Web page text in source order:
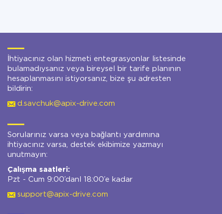
İhtiyacınız olan hizmeti entegrasyonlar listesinde
bulamadıysanız veya bireysel bir tarife planının
hesaplanmasını istiyorsanız, bize şu adresten
bildirin:
d.savchuk@apix-drive.com
Sorularınız varsa veya bağlantı yardımına
ihtiyacınız varsa, destek ekibimize yazmayı
unutmayın:
Çalışma saatleri:
Pzt - Cum 9:00’danl 18:00’e kadar
support@apix-drive.com